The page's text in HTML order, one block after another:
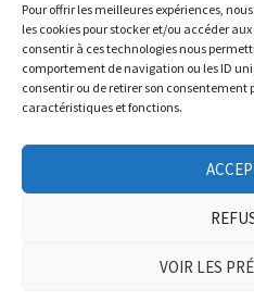
Pour offrir les meilleures expériences,
les cookies pour stocker et/ou accéder
consentir à ces technologies nous
comportement de navigation ou les ID
consentir ou de retirer son
caractéristiques et fonctions.
VOIR LES
Copyright © 2026